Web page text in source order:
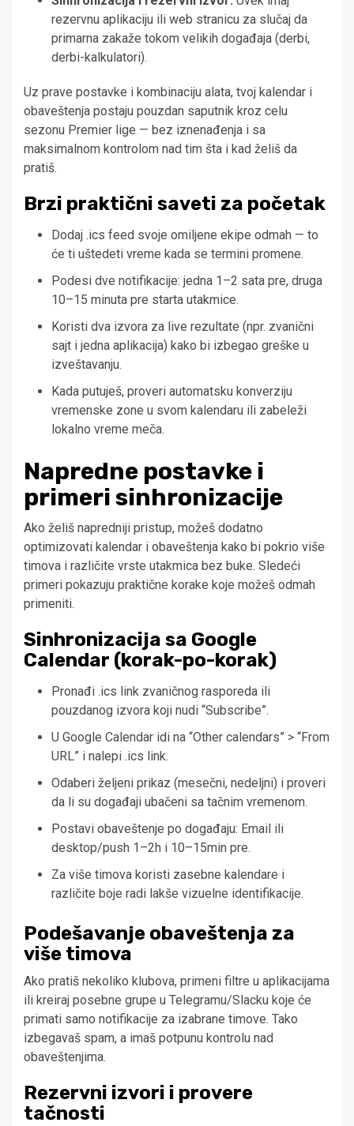
rezervnu aplikaciju ili web stranicu za slučaj da
primarna zakaže tokom velikih događaja (derbi,
derbi-kalkulatori).
Uz prave postavke i kombinaciju alata, tvoj kalendar i
obaveštenja postaju pouzdan saputnik kroz celu
sezonu Premier lige — bez iznenađenja i sa
maksimalnom kontrolom nad tim šta i kad želiš da
pratiš.
Brzi praktični saveti za početak
Dodaj .ics feed svoje omiljene ekipe odmah — to
će ti uštedeti vreme kada se termini promene.
Podesi dve notifikacije: jedna 1–2 sata pre, druga
10–15 minuta pre starta utakmice.
Koristi dva izvora za live rezultate (npr. zvanični
sajt i jedna aplikacija) kako bi izbegao greške u
izveštavanju.
Kada putuješ, proveri automatsku konverziju
vremenske zone u svom kalendaru ili zabeleži
lokalno vreme meča.
Napredne postavke i
primeri sinhronizacije
Ako želiš napredniji pristup, možeš dodatno
optimizovati kalendar i obaveštenja kako bi pokrio više
timova i različite vrste utakmica bez buke. Sledeći
primeri pokazuju praktične korake koje možeš odmah
primeniti.
Sinhronizacija sa Google
Calendar (korak-po-korak)
Pronađi .ics link zvaničnog rasporeda ili
pouzdanog izvora koji nudi “Subscribe”.
U Google Calendar idi na “Other calendars” > “From
URL” i nalepi .ics link.
Odaberi željeni prikaz (mesečni, nedeljni) i proveri
da li su događaji ubačeni sa tačnim vremenom.
Postavi obaveštenje po događaju: Email ili
desktop/push 1–2h i 10–15min pre.
Za više timova koristi zasebne kalendare i
različite boje radi lakše vizuelne identifikacije.
Podešavanje obaveštenja za
više timova
Ako pratiš nekoliko klubova, primeni filtre u aplikacijama
ili kreiraj posebne grupe u Telegramu/Slacku koje će
primati samo notifikacije za izabrane timove. Tako
izbegavaš spam, a imaš potpunu kontrolu nad
obaveštenjima.
Rezervni izvori i provere
tačnosti